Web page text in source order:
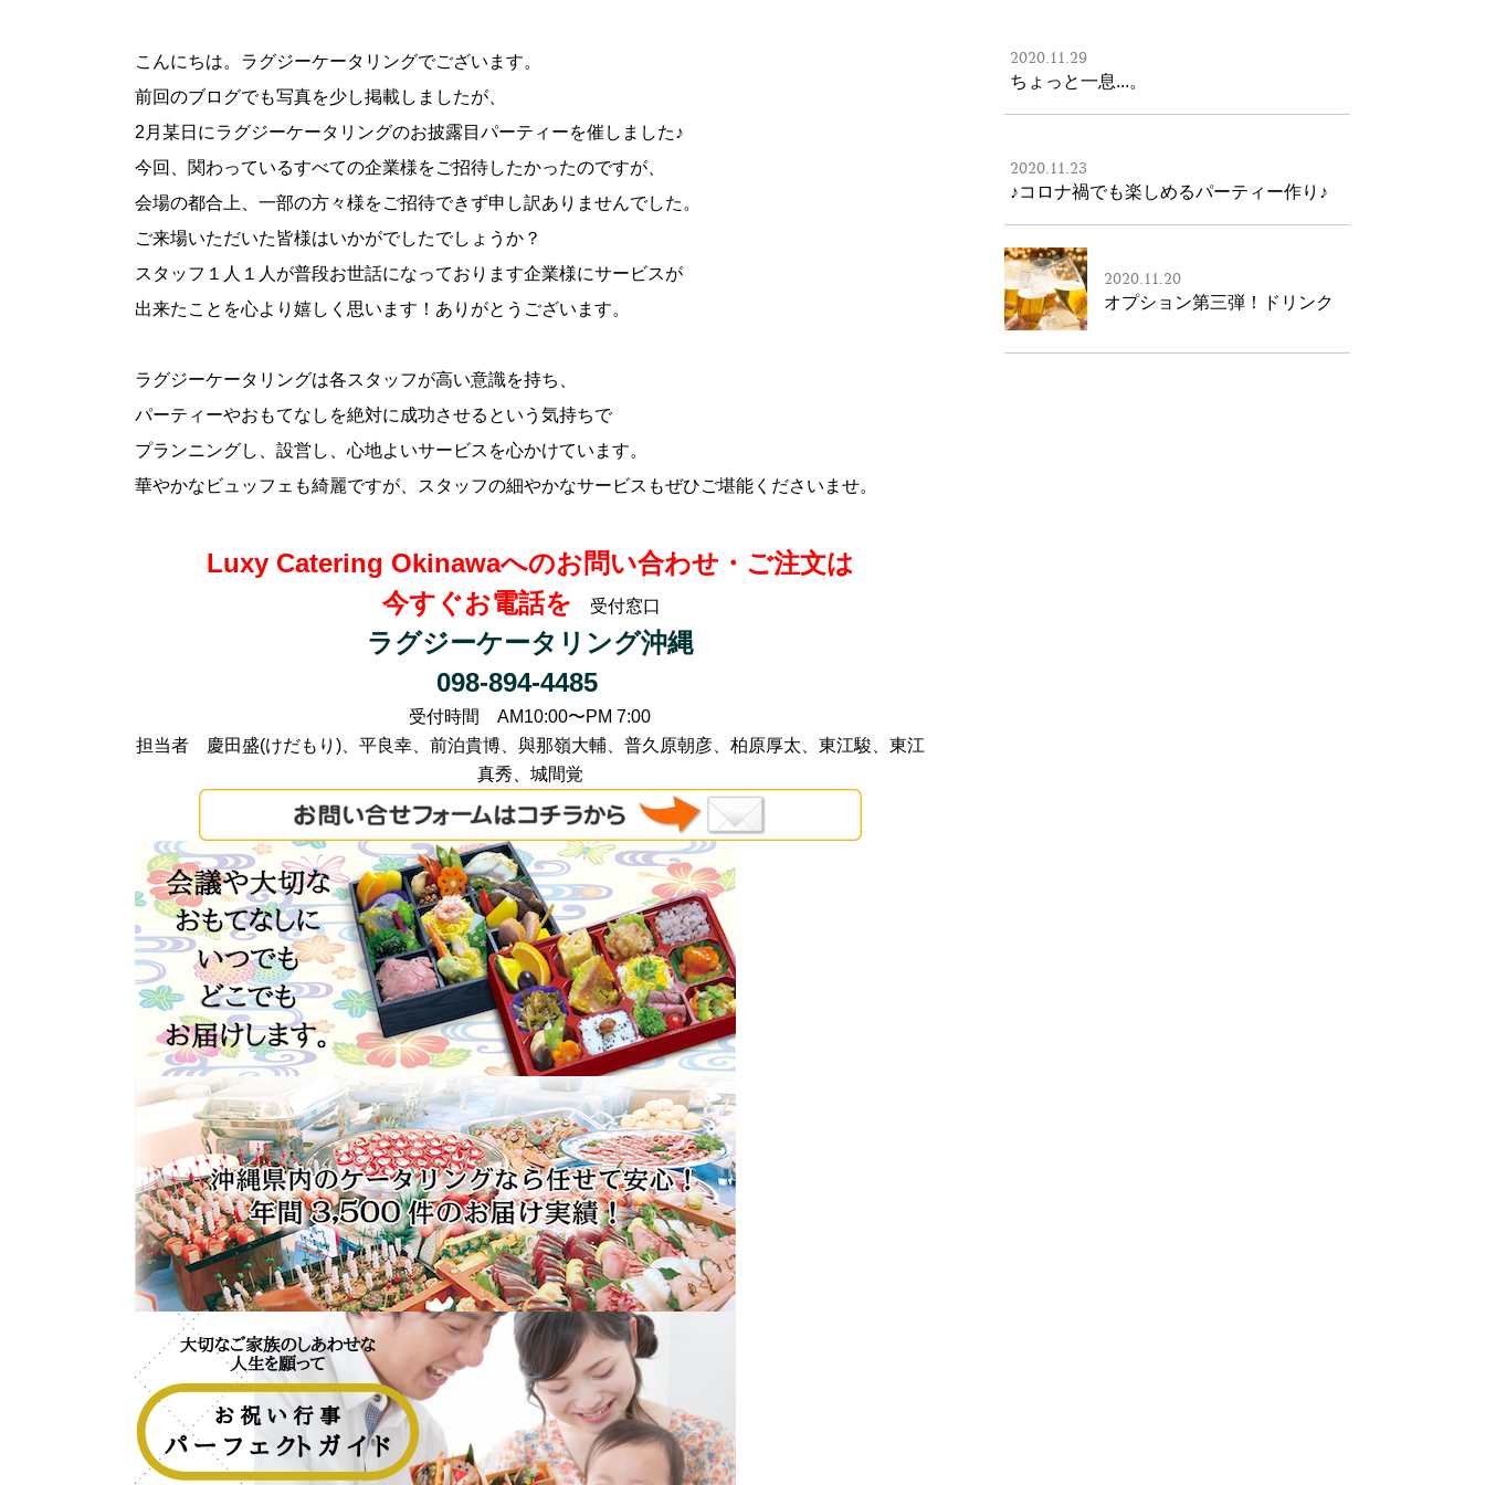
こんにちは。ラグジーケータリングでございます。
前回のブログでも写真を少し掲載しましたが、
2月某日にラグジーケータリングのお披露目パーティーを催しました♪
今回、関わっているすべての企業様をご招待したかったのですが、
会場の都合上、一部の方々様をご招待できず申し訳ありませんでした。
ご来場いただいた皆様はいかがでしたでしょうか？
スタッフ１人１人が普段お世話になっております企業様にサービスが
出来たことを心より嬉しく思います！ありがとうございます。
ラグジーケータリングは各スタッフが高い意識を持ち、
パーティーやおもてなしを絶対に成功させるという気持ちで
プランニングし、設営し、心地よいサービスを心かけています。
華やかなビュッフェも綺麗ですが、スタッフの細やかなサービスもぜひご堪能くださいませ。
Luxy Catering Okinawaへのお問い合わせ・ご注文は
今すぐお電話を 受付窓口
ラグジーケータリング沖縄
098-894-4485
受付時間 AM10:00〜PM 7:00
担当者 慶田盛(けだもり)、平良幸、前泊貴博、與那嶺大輔、普久原朝彦、柏原厚太、東江駿、東江
真秀、城間覚
2020.11.29
ちょっと一息...。
2020.11.23
♪コロナ禍でも楽しめるパーティー作り♪
2020.11.20
オプション第三弾！ドリンク